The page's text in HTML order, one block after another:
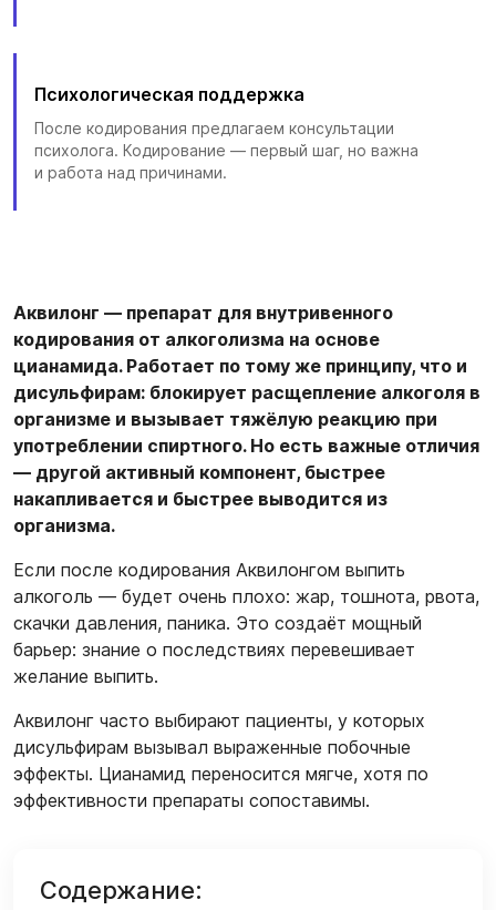
Психологическая поддержка
После кодирования предлагаем консультации
психолога. Кодирование — первый шаг, но важна
и работа над причинами.
Аквилонг — препарат для внутривенного
кодирования от алкоголизма на основе
цианамида. Работает по тому же принципу, что и
дисульфирам: блокирует расщепление алкоголя в
организме и вызывает тяжёлую реакцию при
употреблении спиртного. Но есть важные отличия
— другой активный компонент, быстрее
накапливается и быстрее выводится из
организма.
Если после кодирования Аквилонгом выпить
алкоголь — будет очень плохо: жар, тошнота, рвота,
скачки давления, паника. Это создаёт мощный
барьер: знание о последствиях перевешивает
желание выпить.
Аквилонг часто выбирают пациенты, у которых
дисульфирам вызывал выраженные побочные
эффекты. Цианамид переносится мягче, хотя по
эффективности препараты сопоставимы.
Содержание: